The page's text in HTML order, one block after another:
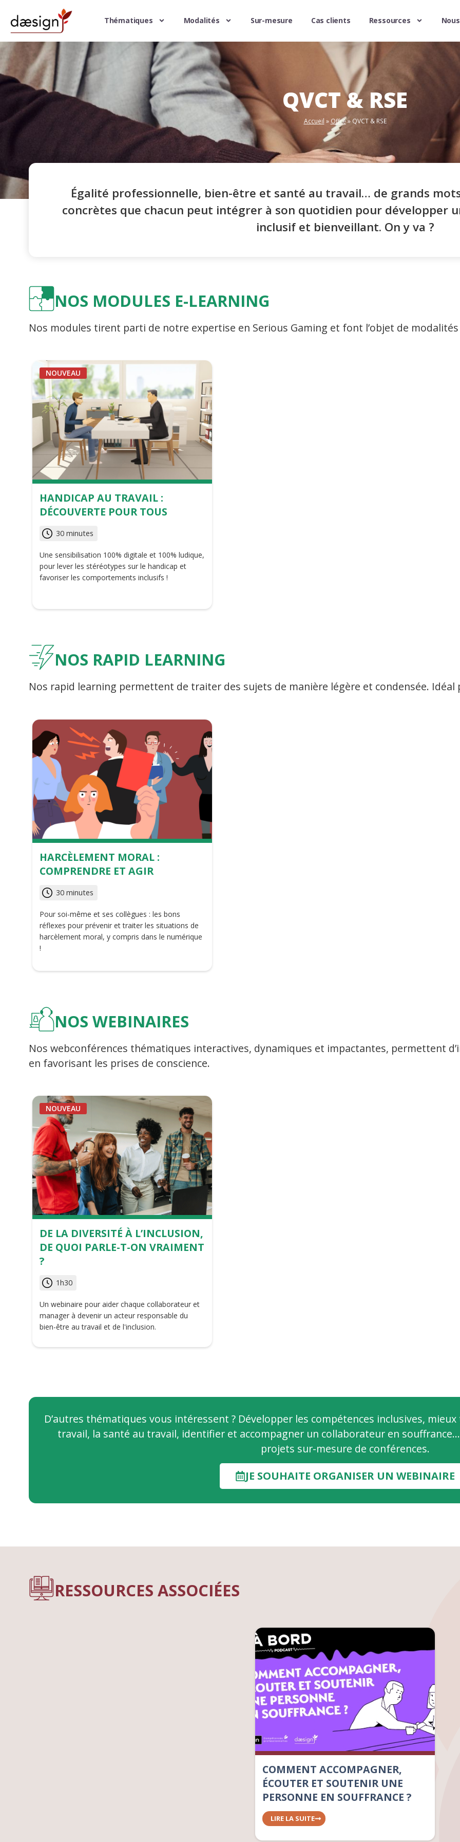
Thématiques Modalités Sur-mesure Cas clients Ressources
QVCT & RSE
Accueil » Offre» QVCT & RSE
Égalité professionnelle, bien-être et santé au travail… de grands
concrètes que chacun peut intégrer à son quotidien pour développer
inclusif et bienveillant. On y va ?
NOS MODULES E-LEARNING
Nos modules tirent parti de notre expertise en Serious Gaming et font l’objet de
NOUVEAU
HANDICAP AU TRAVAIL :
DÉCOUVERTE POUR TOUS
30 minutes
Une sensibilisation 100% digitale et 100% ludique,
pour lever les stéréotypes sur le handicap et
favoriser les comportements inclusifs !
NOS RAPID LEARNING
Nos rapid learning permettent de traiter des sujets de manière légère et condensée. Idéal
HARCÈLEMENT MORAL :
COMPRENDRE ET AGIR
30 minutes
Pour soi-même et ses collègues : les bons
réflexes pour prévenir et traiter les situations de
harcèlement moral, y compris dans le numérique
!
NOS WEBINAIRES
Nos webconférences thématiques interactives, dynamiques et impactantes, permettent
en favorisant les prises de conscience.
NOUVEAU
DE LA DIVERSITÉ À L’INCLUSION,
DE QUOI PARLE-T-ON VRAIMENT
?
1h30
Un webinaire pour aider chaque collaborateur et
manager à devenir un acteur responsable du
bien-être au travail et de l'inclusion.
D’autres thématiques vous intéressent ? Développer les compétences inclusives,
travail, la santé au travail, identifier et accompagner un collaborateur en
projets sur-mesure de conférences.
JE SOUHAITE ORGANISER UN WEBINAIRE
RESSOURCES ASSOCIÉES
COMMENT ACCOMPAGNER,
ÉCOUTER ET SOUTENIR UNE
PERSONNE EN SOUFFRANCE ?
LIRE LA SUITE